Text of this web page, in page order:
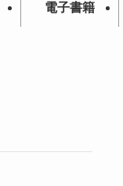
電子書籍